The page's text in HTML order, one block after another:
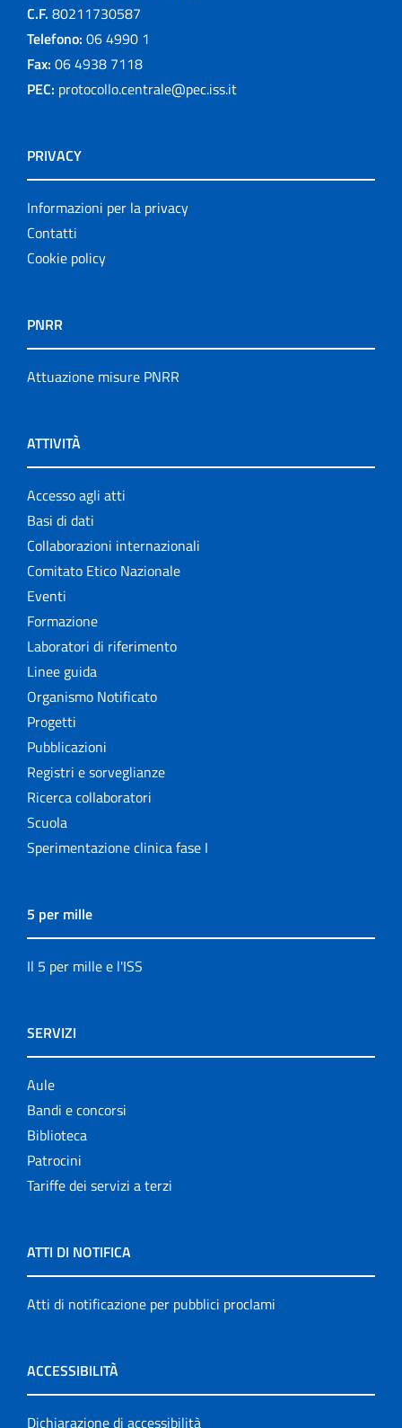
C.F. 80211730587
Telefono: 06 4990 1
Fax: 06 4938 7118
PEC: protocollo.centrale@pec.iss.it
PRIVACY
Informazioni per la privacy
Contatti
Cookie policy
PNRR
Attuazione misure PNRR
ATTIVITÀ
Accesso agli atti
Basi di dati
Collaborazioni internazionali
Comitato Etico Nazionale
Eventi
Formazione
Laboratori di riferimento
Linee guida
Organismo Notificato
Progetti
Pubblicazioni
Registri e sorveglianze
Ricerca collaboratori
Scuola
Sperimentazione clinica fase I
5 per mille
Il 5 per mille e l'ISS
SERVIZI
Aule
Bandi e concorsi
Biblioteca
Patrocini
Tariffe dei servizi a terzi
ATTI DI NOTIFICA
Atti di notificazione per pubblici proclami
ACCESSIBILITÀ
Dichiarazione di accessibilità